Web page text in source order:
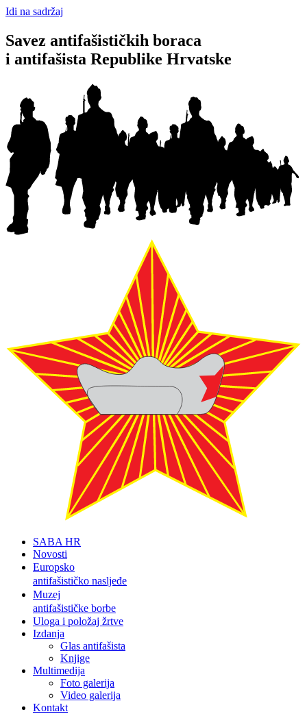
Idi na sadržaj
Savez antifašističkih boraca
i antifašista Republike Hrvatske
SABA HR
Novosti
Europsko
antifašističko nasljeđe
Muzej
antifašističke borbe
Uloga i položaj žrtve
Izdanja
Glas antifašista
Knjige
Multimedija
Foto galerija
Video galerija
Kontakt